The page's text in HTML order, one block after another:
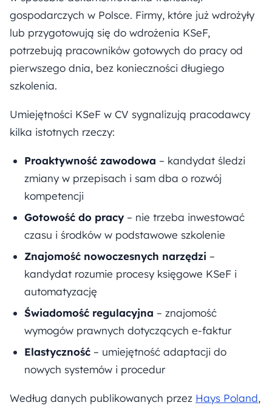
gospodarczych w Polsce. Firmy, które już wdrożyły
lub przygotowują się do wdrożenia KSeF,
potrzebują pracowników gotowych do pracy od
pierwszego dnia, bez konieczności długiego
szkolenia.
Umiejętności KSeF w CV sygnalizują pracodawcy
kilka istotnych rzeczy:
Proaktywność zawodowa – kandydat śledzi
zmiany w przepisach i sam dba o rozwój
kompetencji
Gotowość do pracy – nie trzeba inwestować
czasu i środków w podstawowe szkolenie
Znajomość nowoczesnych narzędzi –
kandydat rozumie procesy księgowe KSeF i
automatyzację
Świadomość regulacyjna – znajomość
wymogów prawnych dotyczących e-faktur
Elastyczność – umiejętność adaptacji do
nowych systemów i procedur
Według danych publikowanych przez Hays Poland,